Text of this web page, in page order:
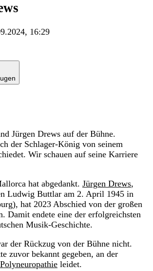
16:29
Jürgen Drews auf der Bühne.
der Schlager-König von seinem
Wir schauen auf seine Karriere
hat abgedankt. Jürgen Drews,
Ludwig Buttlar am 2. April 1945 in
hat 2023 Abschied von der großen
Damit endete eine der erfolgreichsten
Musik-Geschichte.
der Rückzug von der Bühne nicht.
zuvor bekannt gegeben, an der
Polyneuropathie leidet.